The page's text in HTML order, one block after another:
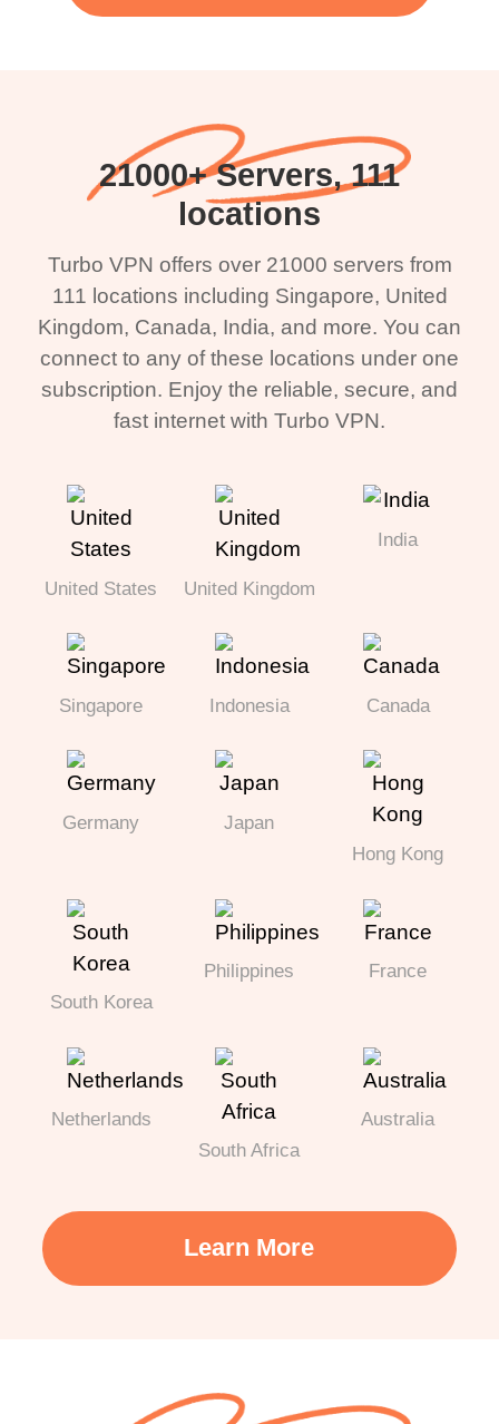
21000+ Servers, 111
locations
Turbo VPN offers over 21000 servers from
111 locations including Singapore, United
Kingdom, Canada, India, and more. You can
connect to any of these locations under one
subscription. Enjoy the reliable, secure, and
fast internet with Turbo VPN.
United States United Kingdom
India
Singapore Indonesia Canada
Germany
Japan
Hong Kong
South Korea
Philippines France
Netherlands
South Africa
Australia
Learn More